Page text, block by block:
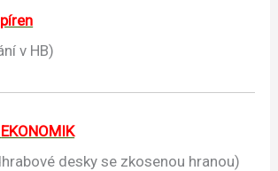
v HB)
EKONOMIK
desky se zkosenou hranou)